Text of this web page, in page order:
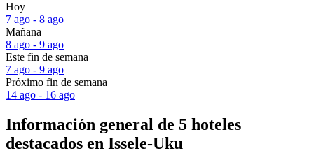
Hoy
7 ago - 8 ago
Mañana
8 ago - 9 ago
Este fin de semana
7 ago - 9 ago
Próximo fin de semana
14 ago - 16 ago
Información general de 5 hoteles
destacados en Issele-Uku